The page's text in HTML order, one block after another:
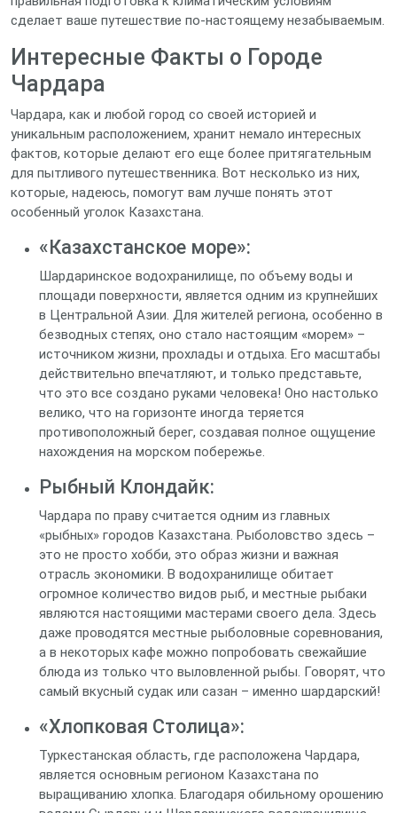
сделает ваше путешествие по-настоящему незабываемым.
Интересные Факты о Городе
Чардара
Чардара, как и любой город со своей историей и
уникальным расположением, хранит немало интересных
фактов, которые делают его еще более притягательным
для пытливого путешественника. Вот несколько из них,
которые, надеюсь, помогут вам лучше понять этот
особенный уголок Казахстана.
«Казахстанское море»:
Шардаринское водохранилище, по объему воды и
площади поверхности, является одним из крупнейших
в Центральной Азии. Для жителей региона, особенно в
безводных степях, оно стало настоящим «морем» –
источником жизни, прохлады и отдыха. Его масштабы
действительно впечатляют, и только представьте,
что это все создано руками человека! Оно настолько
велико, что на горизонте иногда теряется
противоположный берег, создавая полное ощущение
нахождения на морском побережье.
Рыбный Клондайк:
Чардара по праву считается одним из главных
«рыбных» городов Казахстана. Рыболовство здесь –
это не просто хобби, это образ жизни и важная
отрасль экономики. В водохранилище обитает
огромное количество видов рыб, и местные рыбаки
являются настоящими мастерами своего дела. Здесь
даже проводятся местные рыболовные соревнования,
а в некоторых кафе можно попробовать свежайшие
блюда из только что выловленной рыбы. Говорят, что
самый вкусный судак или сазан – именно шардарский!
«Хлопковая Столица»:
Туркестанская область, где расположена Чардара,
является основным регионом Казахстана по
выращиванию хлопка. Благодаря обильному орошению